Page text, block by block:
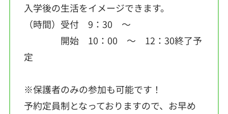
入学後の生活をイメージできます。
（時間）受付 9：30 ～
開始 10：00 ～ 12：30終了予
定
※保護者のみの参加も可能です！
予約定員制となっておりますので、お早め